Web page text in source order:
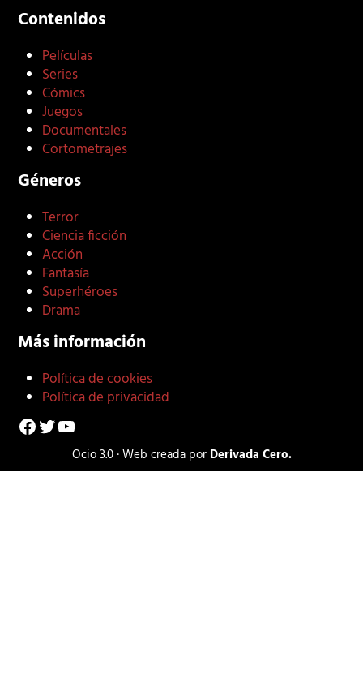
Contenidos
Películas
Series
Cómics
Juegos
Documentales
Cortometrajes
Géneros
Terror
Ciencia ficción
Acción
Fantasía
Superhéroes
Drama
Más información
Política de cookies
Política de privacidad
Facebook
Twitter
YouTube
Ocio 3.0 · Web creada por Derivada Cero.